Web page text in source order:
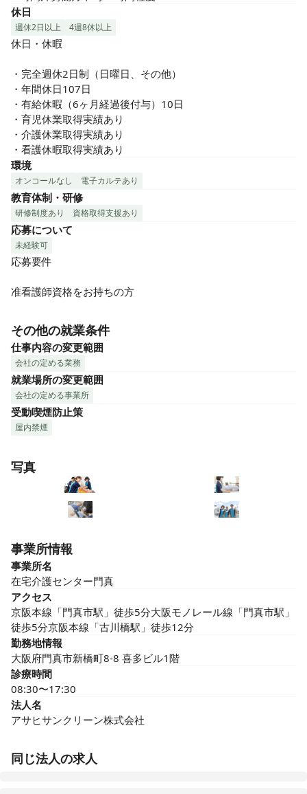
休日
週休2日以上 4週8休以上
休日・休暇
・完全週休2日制（日曜日、その他）
・年間休日107日
・有給休暇（6ヶ月経過後付与）10日
・育児休業取得実績あり
・介護休業取得実績あり
・看護休暇取得実績あり
環境
オンコールなし 電子カルテあり
教育体制・研修
研修制度あり 資格取得支援あり
応募について
未経験可
応募要件
准看護師資格をお持ちの方
その他の就業条件
仕事内容の変更範囲
会社の定める業務
就業場所の変更範囲
会社の定める事業所
受動喫煙防止策
屋内禁煙
写真
事業所情報
事業所名
在宅介護センター門真
アクセス
京阪本線「門真市駅」徒歩5分大阪モノレール線「門真市駅」
徒歩5分京阪本線「古川橋駅」徒歩12分
勤務地情報
大阪府門真市新橋町8-8 喜多ビル1階
診療時間
08:30〜17:30
法人名
アサヒサンクリーン株式会社
同じ法人の求人